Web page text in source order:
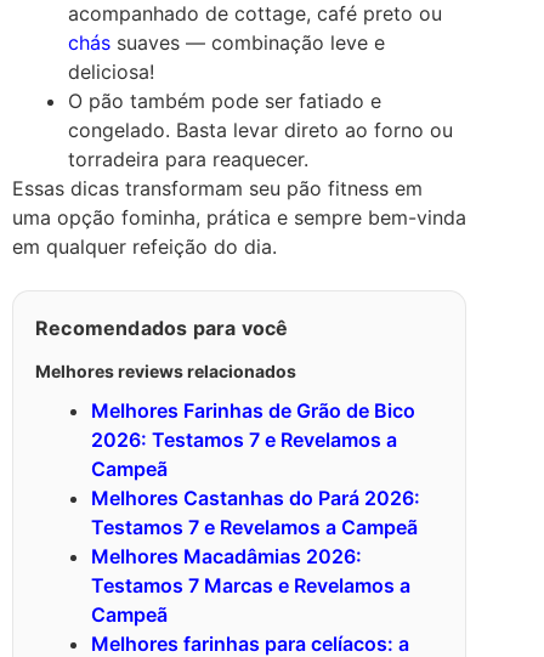
acompanhado de cottage, café preto ou
chás suaves — combinação leve e
deliciosa!
O pão também pode ser fatiado e
congelado. Basta levar direto ao forno ou
torradeira para reaquecer.
Essas dicas transformam seu pão fitness em
uma opção fominha, prática e sempre bem-vinda
em qualquer refeição do dia.
Recomendados para você
Melhores reviews relacionados
Melhores Farinhas de Grão de Bico
2026: Testamos 7 e Revelamos a
Campeã
Melhores Castanhas do Pará 2026:
Testamos 7 e Revelamos a Campeã
Melhores Macadâmias 2026:
Testamos 7 Marcas e Revelamos a
Campeã
Melhores farinhas para celíacos: a